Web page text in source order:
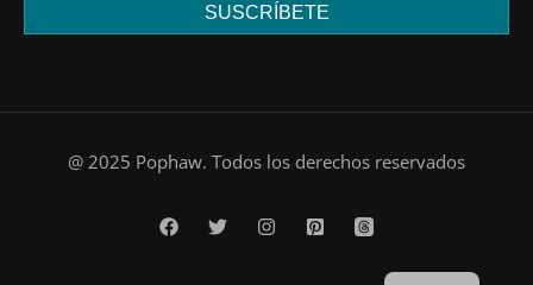
SUSCRÍBETE
@ 2025 Pophaw. Todos los derechos reservados
FR